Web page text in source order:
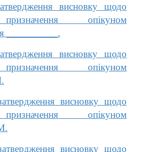
висновку щодо
опікуном
__________.
висновку щодо
опікуном
висновку щодо
опікуном
висновку щодо